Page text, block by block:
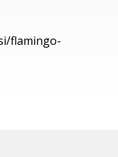
flamingo-